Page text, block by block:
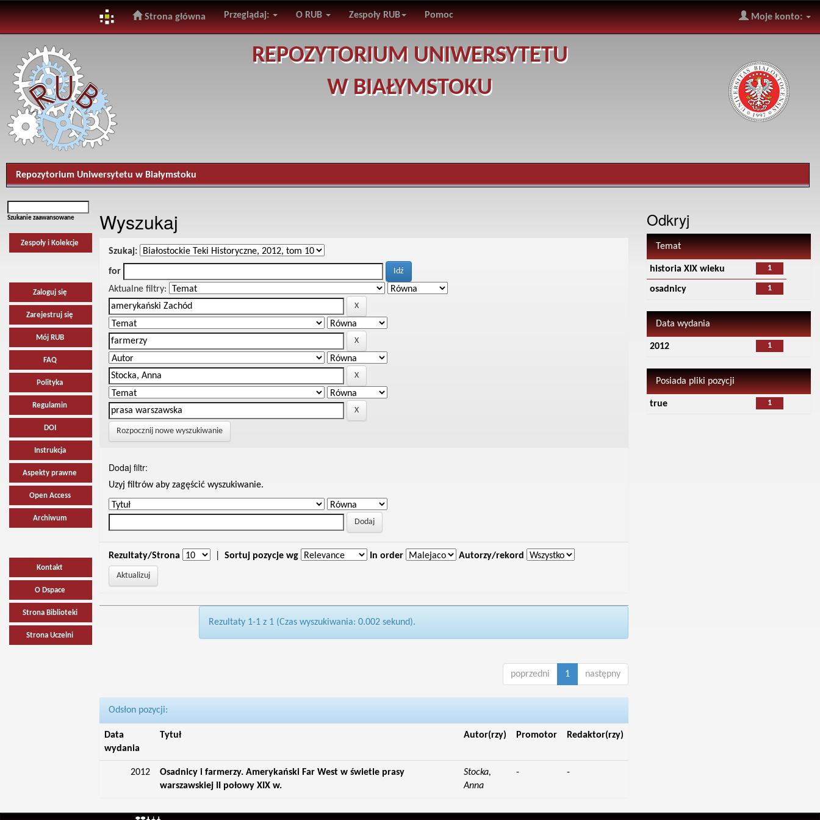
navigation
Strona główna Przeglądaj: O RUB Zespoły RUB Pomoc Moje konto:
REPOZYTORIUM UNIWERSYTETU
W BIAŁYMSTOKU
Repozytorium Uniwersytetu w Białymstoku
Szukanie zaawansowane
Zespoły i Kolekcje
Zaloguj się
Zarejestruj się
Mój RUB
FAQ
Polityka
Regulamin
DOI
Instrukcja
Aspekty prawne
Open Access
Archiwum
Kontakt
O Dspace
Strona Biblioteki
Strona Uczelni
Wyszukaj
Szukaj:
for
Aktualne filtry:
Rozpocznij nowe wyszukiwanie
Dodaj filtr:
Uzyj filtrów aby zagęścić wyszukiwanie.
Rezultaty/Strona Sortuj pozycje wg In order Autorzy/rekord
Rezultaty 1-1 z 1 (Czas wyszukiwania: 0.002 sekund).
poprzedni 1 następny
Odsłon pozycji:
Data
wydania
Tytuł Autor(rzy) Promotor Redaktor(rzy)
2012
Osadnicy i farmerzy. Amerykański Far West w świetle prasy
warszawskiej II połowy XIX w.
Stocka,
Anna
- -
Odkryj
Temat
1
historia XIX wieku
1
osadnicy
Data wydania
1
2012
Posiada pliki pozycji
1
true